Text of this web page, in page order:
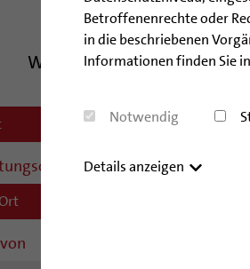
Betroffenenrechte oder
in die beschriebenen
Informationen finden Sie
Notwendig
Details anzeigen
Was ist los im Bistum
Wir